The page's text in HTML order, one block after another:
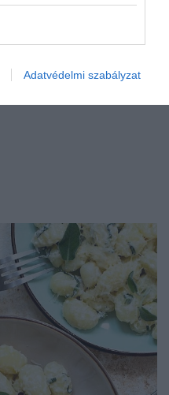
Adatvédelmi szabályzat